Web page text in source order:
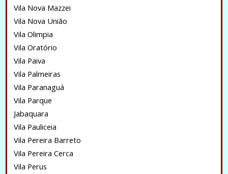
Vila Nova Mazzei
Vila Nova União
Vila Olimpia
Vila Oratório
Vila Paiva
Vila Palmeiras
Vila Paranaguá
Vila Parque
Jabaquara
Vila Pauliceia
Vila Pereira Barreto
Vila Pereira Cerca
Vila Perus